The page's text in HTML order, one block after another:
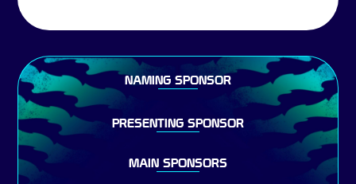
NAMING SPONSOR
PRESENTING SPONSOR
MAIN SPONSORS